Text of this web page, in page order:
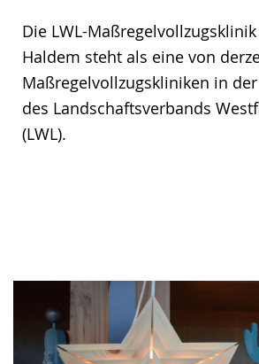
Die LWL-
Haldem steht als eine von
Maßregelvollzugskliniken in
des Landschaftsverbands
(LWL).